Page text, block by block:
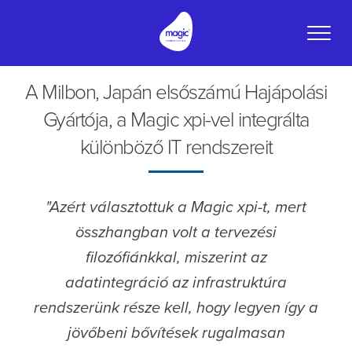
Toggle
A Milbon, Japán elsőszámú Hajápolási
Gyártója, a Magic xpi-vel integrálta
különböző IT rendszereit
"Azért választottuk a Magic xpi-t, mert
összhangban volt a tervezési
filozófiánkkal, miszerint az
adatintegráció az infrastruktúra
rendszerünk része kell, hogy legyen így a
jövőbeni bővítések rugalmasan